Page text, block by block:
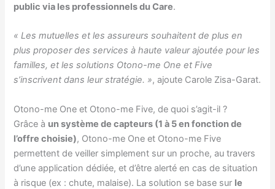
public via les professionnels du Care.
« Les mutuelles et les assureurs souhaitent de plus en
plus proposer des services à haute valeur ajoutée pour les
familles, et les solutions Otono-me One et Five
s’inscrivent dans leur stratégie. », ajoute Carole Zisa-Garat.
Otono-me One et Otono-me Five, de quoi s’agit-il ?
Grâce à un système de capteurs (1 à 5 en fonction de
l’offre choisie), Otono-me One et Otono-me Five
permettent de veiller simplement sur un proche, au travers
d’une application dédiée, et d’être alerté en cas de situation
à risque (ex : chute, malaise). La solution se base sur le